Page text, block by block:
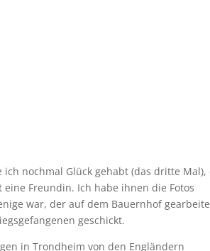
nochmal Glück gehabt (das dritte Mal),
Freundin. Ich habe ihnen die Fotos
war, der auf dem Bauernhof
geschickt.
in Trondheim von den Engländern